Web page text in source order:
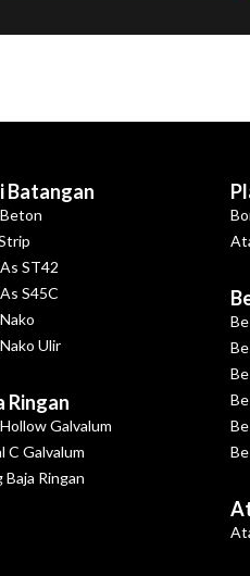
Batangan
ST42
S45C
Ulir
Ringan
Galvalum
C Galvalum
Baja Ringan